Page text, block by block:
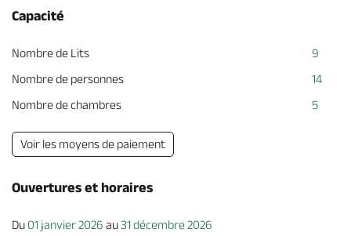
Capacité
Nombre de Lits
9
Nombre de personnes
14
Nombre de chambres
5
Voir les moyens de paiement
Ouvertures et horaires
Du 01 janvier 2026 au31 décembre 2026